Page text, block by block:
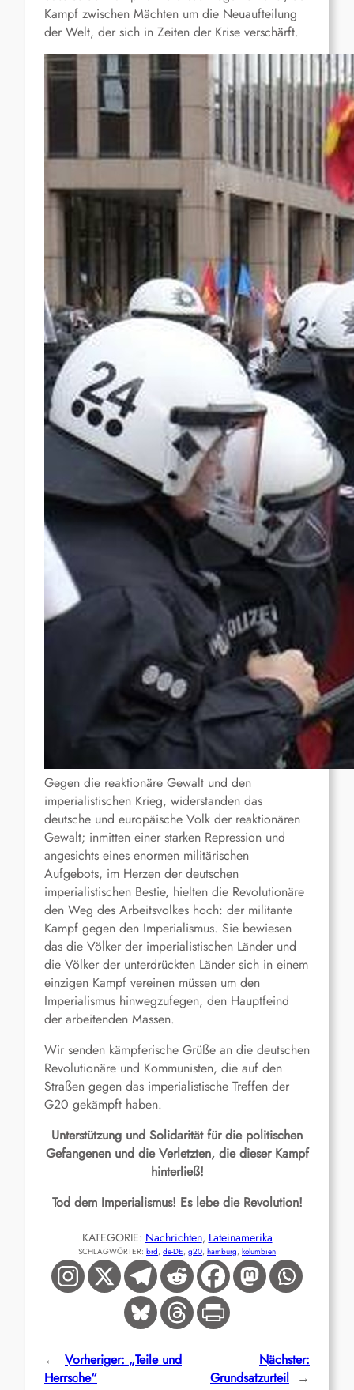
Kampf zwischen Mächten um die Neuaufteilung
der Welt, der sich in Zeiten der Krise verschärft.
Gegen die reaktionäre Gewalt und den
imperialistischen Krieg, widerstanden das
deutsche und europäische Volk der reaktionären
Gewalt; inmitten einer starken Repression und
angesichts eines enormen militärischen
Aufgebots, im Herzen der deutschen
imperialistischen Bestie, hielten die Revolutionäre
den Weg des Arbeitsvolkes hoch: der militante
Kampf gegen den Imperialismus. Sie bewiesen
das die Völker der imperialistischen Länder und
die Völker der unterdrückten Länder sich in einem
einzigen Kampf vereinen müssen um den
Imperialismus hinwegzufegen, den Hauptfeind
der arbeitenden Massen.
Wir senden kämpferische Grüße an die deutschen
Revolutionäre und Kommunisten, die auf den
Straßen gegen das imperialistische Treffen der
G20 gekämpft haben.
Unterstützung und Solidarität für die politischen
Gefangenen und die Verletzten, die dieser Kampf
hinterließ!
Tod dem Imperialismus! Es lebe die Revolution!
KATEGORIE: Nachrichten, Lateinamerika
SCHLAGWÖRTER: brd, de-DE, g20, hamburg, kolumbien
← Vorheriger: „Teile und
Herrsche“
Nächster:
Grundsatzurteil →